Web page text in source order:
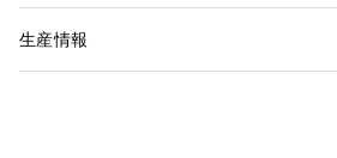
生産情報